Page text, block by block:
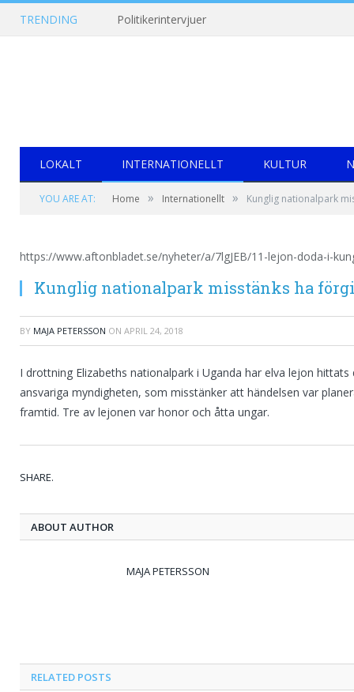
TRENDING Politikerintervjuer
LOKALT INTERNATIONELLT KULTUR
YOU ARE AT: Home » Internationellt » Kunglig nationalpark
https://www.aftonbladet.se/nyheter/a/7lgJEB/11-lejon-doda-i-
Kunglig nationalpark misstänks ha
BY MAJA PETERSSON ON APRIL 24, 2018
I drottning Elizabeths nationalpark i Uganda har elva lejon
ansvariga myndigheten, som misstänker att händelsen var
framtid. Tre av lejonen var honor och åtta ungar.
SHARE.
ABOUT AUTHOR
MAJA PETERSSON
RELATED POSTS